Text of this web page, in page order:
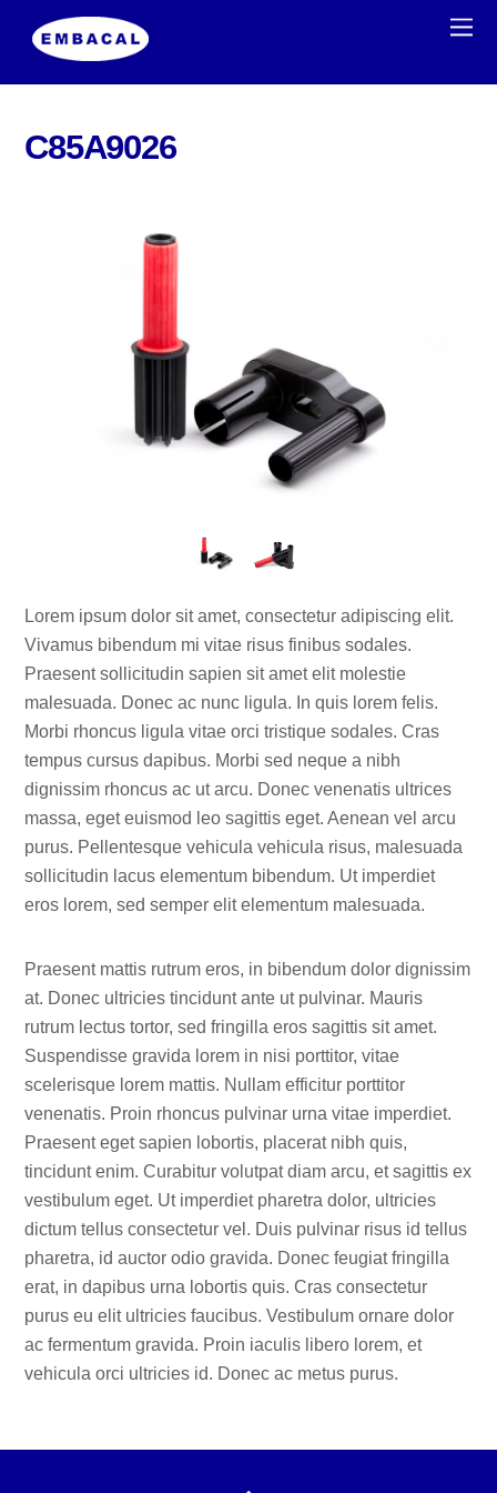
C85A9026
Lorem ipsum dolor sit amet, consectetur adipiscing elit.
Vivamus bibendum mi vitae risus finibus sodales.
Praesent sollicitudin sapien sit amet elit molestie
malesuada. Donec ac nunc ligula. In quis lorem felis.
Morbi rhoncus ligula vitae orci tristique sodales. Cras
tempus cursus dapibus. Morbi sed neque a nibh
dignissim rhoncus ac ut arcu. Donec venenatis ultrices
massa, eget euismod leo sagittis eget. Aenean vel arcu
purus. Pellentesque vehicula vehicula risus, malesuada
sollicitudin lacus elementum bibendum. Ut imperdiet
eros lorem, sed semper elit elementum malesuada.
Praesent mattis rutrum eros, in bibendum dolor dignissim
at. Donec ultricies tincidunt ante ut pulvinar. Mauris
rutrum lectus tortor, sed fringilla eros sagittis sit amet.
Suspendisse gravida lorem in nisi porttitor, vitae
scelerisque lorem mattis. Nullam efficitur porttitor
venenatis. Proin rhoncus pulvinar urna vitae imperdiet.
Praesent eget sapien lobortis, placerat nibh quis,
tincidunt enim. Curabitur volutpat diam arcu, et sagittis ex
vestibulum eget. Ut imperdiet pharetra dolor, ultricies
dictum tellus consectetur vel. Duis pulvinar risus id tellus
pharetra, id auctor odio gravida. Donec feugiat fringilla
erat, in dapibus urna lobortis quis. Cras consectetur
purus eu elit ultricies faucibus. Vestibulum ornare dolor
ac fermentum gravida. Proin iaculis libero lorem, et
vehicula orci ultricies id. Donec ac metus purus.